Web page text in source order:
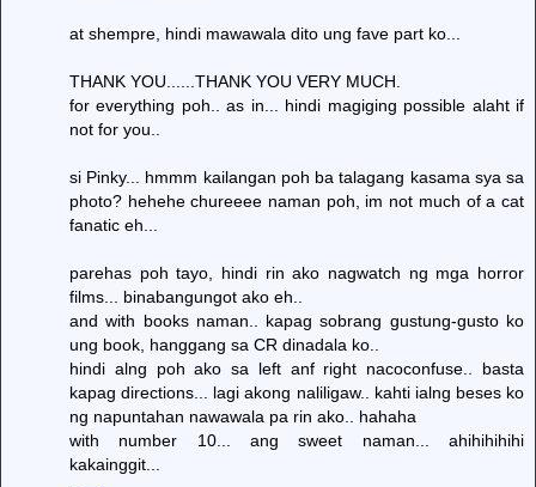
at shempre, hindi mawawala dito ung fave part ko...
THANK YOU......THANK YOU VERY MUCH.
for everything poh.. as in... hindi magiging possible alaht if
not for you..
si Pinky... hmmm kailangan poh ba talagang kasama sya sa
photo? hehehe chureeee naman poh, im not much of a cat
fanatic eh...
parehas poh tayo, hindi rin ako nagwatch ng mga horror
films... binabangungot ako eh..
and with books naman.. kapag sobrang gustung-gusto ko
ung book, hanggang sa CR dinadala ko..
hindi alng poh ako sa left anf right nacoconfuse.. basta
kapag directions... lagi akong naliligaw.. kahti ialng beses ko
ng napuntahan nawawala pa rin ako.. hahaha
with number 10... ang sweet naman... ahihihihihi
kakainggit...